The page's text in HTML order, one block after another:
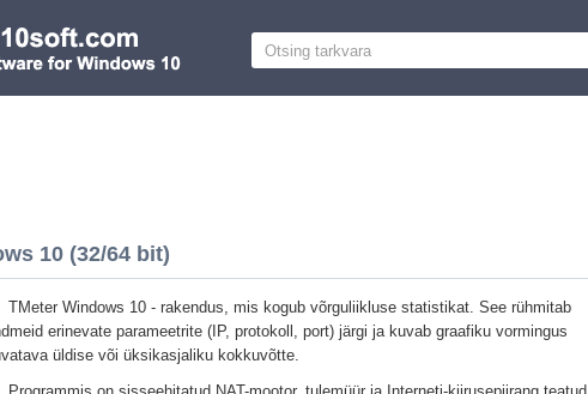
10 (32/64 bit)
TMeter Windows 10 - rakendus, mis kogub võrguliikluse statistikat. See rühmitab
erinevate parameetrite (IP, protokoll, port) järgi ja kuvab graafiku vormingus
üldise või üksikasjaliku kokkuvõtte.